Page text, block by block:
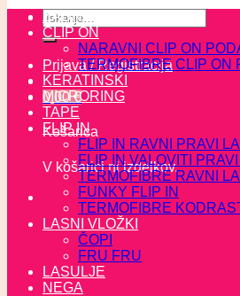
Išči:
Prijava / Registracija
0,00€
Košarica
V košarici ni izdelkov.
ZADNJI KOSI
CLIP ON
NARAVNI CLIP ON
TERMOFIBRE CLIP ON
KERATINSKI
MICRORING
TAPE
FLIP IN
FLIP IN RAVNI PRAVI
FLIP IN VALOVITI
TERMOFIBRE RAVNI
FUNKY FLIP IN
TERMOFIBRE
LASNI VLOŽKI
ČOPI
FRU FRU
LASULJE
NEGA